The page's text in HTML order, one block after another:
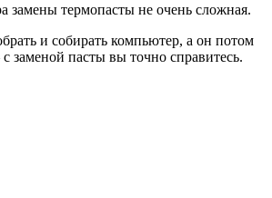
замены термопасты не очень сложная.
и собирать компьютер, а он потом
с заменой пасты вы точно справитесь.